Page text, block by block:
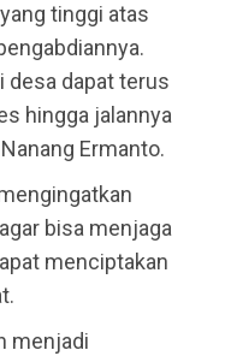
tinggi atas
desa dapat terus
hingga jalannya
Ermanto.
bisa menjaga
menciptakan
menjadi